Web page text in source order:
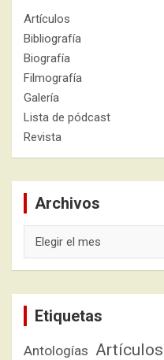
Artículos
Bibliografía
Biografía
Filmografía
Galería
Lista de pódcast
Revista
Archivos
Etiquetas
Antologías Artículos